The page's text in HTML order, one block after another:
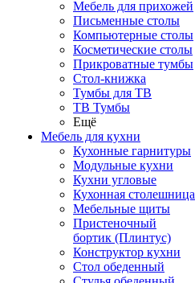
Мебель для прихожей
Письменные столы
Компьютерные столы
Косметические столы
Прикроватные тумбы
Стол-книжка
Тумбы для ТВ
ТВ Тумбы
Ещё
Мебель для кухни
Кухонные гарнитуры
Модульные кухни
Кухни угловые
Кухонная столешница
Мебельные щиты
Пристеночный
бортик (Плинтус)
Конструктор кухни
Стол обеденный